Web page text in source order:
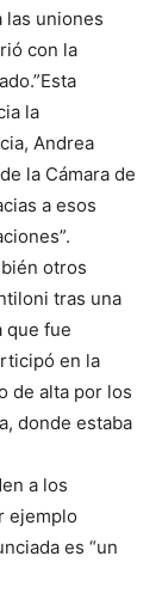
las uniones
con la
la
Andrea
la Cámara de
a esos
otros
tras una
que fue
en la
de alta por los
donde estaba
a los
ejemplo
es “un